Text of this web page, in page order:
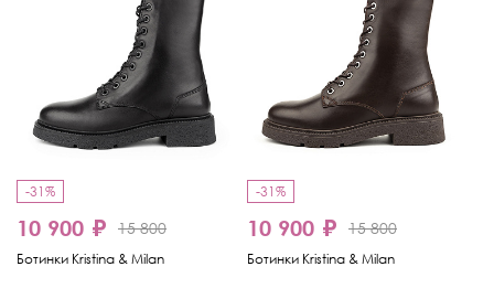
-31%
10 900 ₽ 15 800
Ботинки Kristina & Milan
-31%
10 900 ₽ 15 800
Ботинки Kristina & Milan